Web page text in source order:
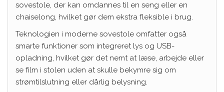
sovestole, der kan omdannes til en seng eller en
chaiselong, hvilket gør dem ekstra fleksible i brug.
Teknologien i moderne sovestole omfatter også
smarte funktioner som integreret lys og USB-
opladning, hvilket gør det nemt at læse, arbejde eller
se film i stolen uden at skulle bekymre sig om
strømtilslutning eller dårlig belysning.